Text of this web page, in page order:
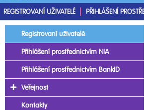
REGISTROVANÍ UŽIVATELÉ
PŘIHLÁŠENÍ
Registrovaní uživatelé
Přihlášení prostřednictvím NIA
Přihlášení prostřednictvím BankID
Veřejnost
Kontakty